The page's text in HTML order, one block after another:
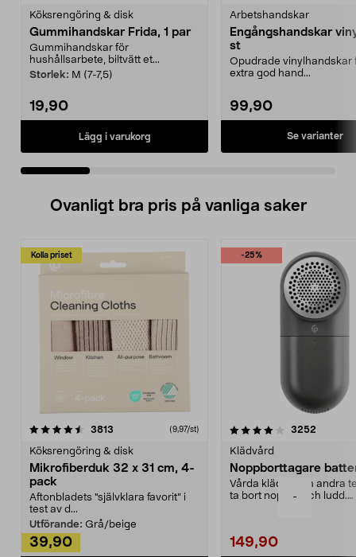
-
Köksrengöring & disk
Gummihandskar Frida, 1 par
Gummihandskar för
hushållsarbete, biltvätt et...
Storlek: M (7-7,5)
19,90
Lägg i varukorg
Arbetshandskar
Engångshandskar
st
Opudrade vinylhandskar
extra god hand...
99,90
Se varianter
Ovanligt bra pris på vanliga saker
Kolla priset
3813 (9,97/st)
Köksrengöring & disk
Mikrofiberduk 32 x 31 cm, 4-
pack
Aftonbladets "självklara favorit” i
test av d...
Utförande: Grå/beige
39,90
-25%
4.0av 5 stjärnor 3252
Klädvård
Noppborttagare
Vårda kläder och andra
ta bort noppor och ludd.
149,90
4.5av 5 stjärnor